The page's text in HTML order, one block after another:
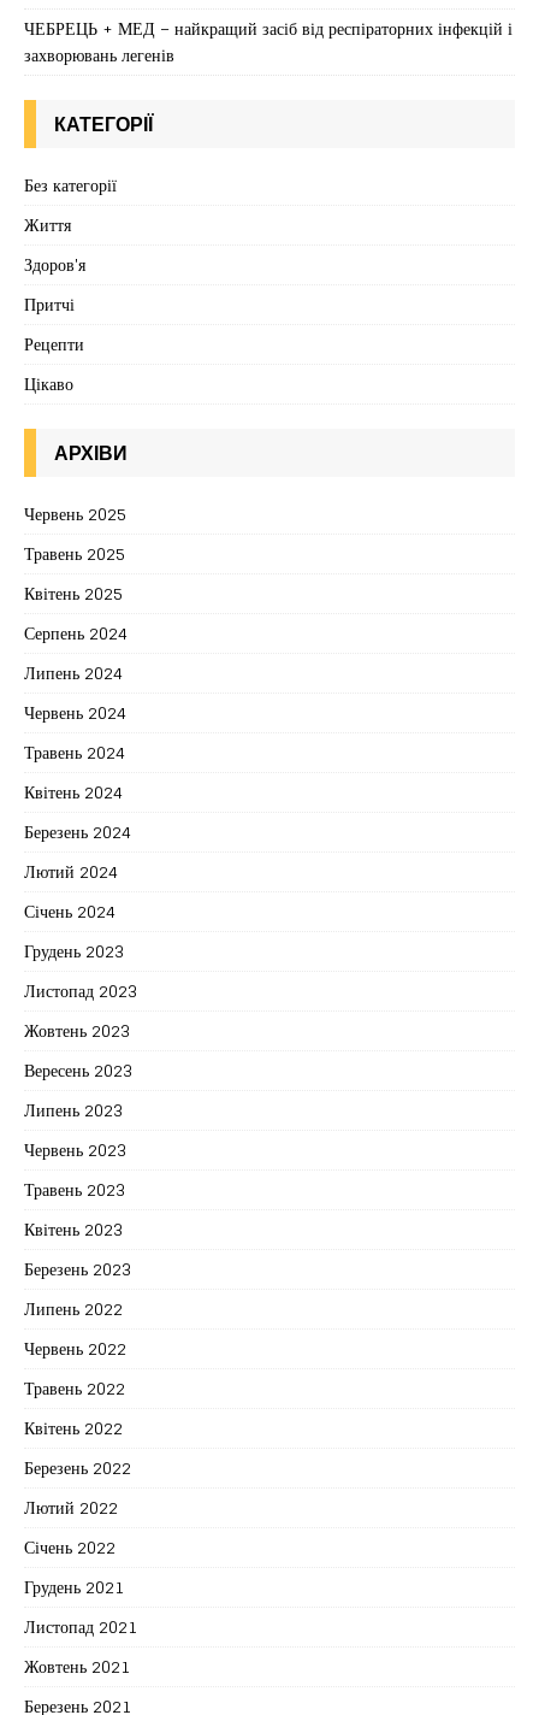
ЧЕБРЕЦЬ + МЕД – найкращий засіб від респіраторних інфекцій і
захворювань легенів
КАТЕГОРІЇ
Без категорії
Життя
Здоров'я
Притчі
Рецепти
Цікаво
АРХІВИ
Червень 2025
Травень 2025
Квітень 2025
Серпень 2024
Липень 2024
Червень 2024
Травень 2024
Квітень 2024
Березень 2024
Лютий 2024
Січень 2024
Грудень 2023
Листопад 2023
Жовтень 2023
Вересень 2023
Липень 2023
Червень 2023
Травень 2023
Квітень 2023
Березень 2023
Липень 2022
Червень 2022
Травень 2022
Квітень 2022
Березень 2022
Лютий 2022
Січень 2022
Грудень 2021
Листопад 2021
Жовтень 2021
Березень 2021